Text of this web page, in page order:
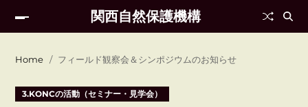
関西自然保護機構
Home フィールド観察会＆シンポジウムのお知らせ
3.KONCの活動（セミナー・見学会）